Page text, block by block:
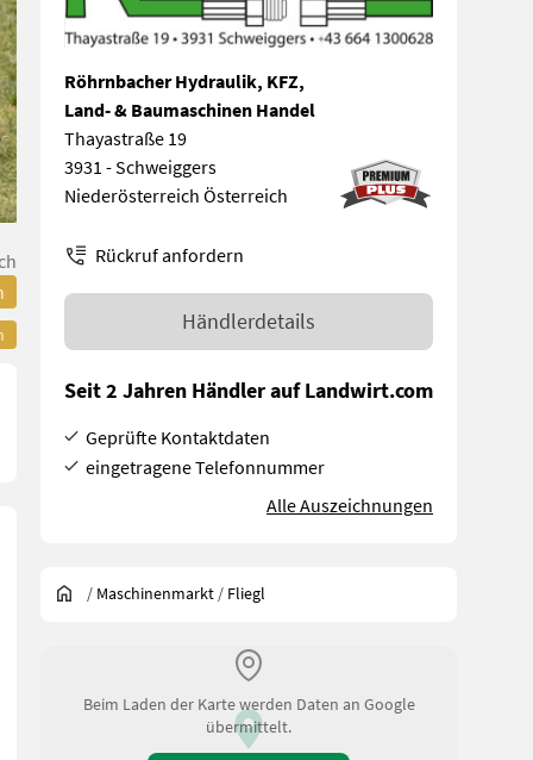
Röhrnbacher Hydraulik, KFZ,
Land- & Baumaschinen Handel
Thayastraße 19
3931 - Schweiggers
Niederösterreich Österreich
Rückruf anfordern
Händlerdetails
Seit 2 Jahren Händler auf Landwirt.com
Geprüfte Kontaktdaten
eingetragene Telefonnummer
Alle Auszeichnungen
/ Maschinenmarkt / Fliegl
Beim Laden der Karte werden Daten an Google
übermittelt.